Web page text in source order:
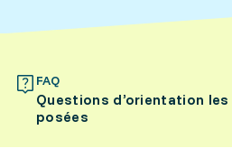
FAQ
Questions d’orientation
posées